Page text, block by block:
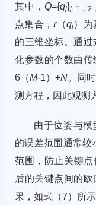
其中， Q={qj}j=1，2
点集合，r（qj）为
的三维坐标。通
化参数的个数由
6（M-1）+N。同
测方程，因此观测
由于位姿与
的误差范围通常较
范围，防止关键
后的关键点间的
果，如式（7）所示